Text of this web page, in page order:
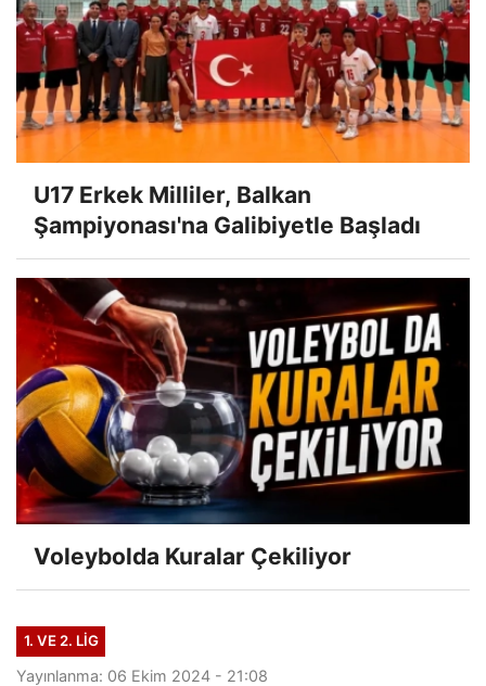
U17 Erkek Milliler, Balkan
Şampiyonası'na Galibiyetle Başladı
Voleybolda Kuralar Çekiliyor
1. VE 2. LIG
Yayınlanma: 06 Ekim 2024 - 21:08